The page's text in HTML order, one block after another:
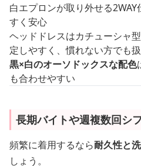
白エプロンが取り外せる
すく安心
ヘッドドレスはカチューシャ
定しやすく、慣れない方でも
黒×白のオーソドックスな配色
も合わせやすい
長期バイトや週複数回シ
頻繁に着用するなら耐久性と
しょう。